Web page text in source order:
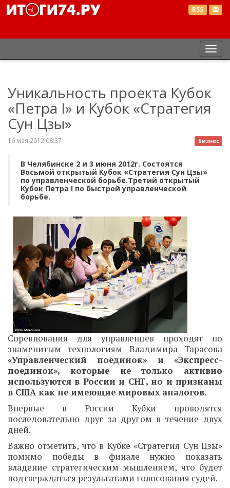
RSS
Уникальность проекта Кубок
«Петра I» и Кубок «Стратегия
Сун Цзы»
Бизнес
16 мая 2012 08:37
В Челябинске 2 и 3 июня 2012г. Состоятся
Восьмой открытый Кубок «Стратегия Сун Цзы»
по управленческой борьбе.Третий открытый
Кубок Петра I по быстрой управленческой
борьбе.
Соревнования для управленцев проходят по
знаменитым технологиям Владимира Тарасова
«Управленческий поединок» и «Экспресс-
поединок», которые не только активно
используются в России и СНГ, но и признаны
в США как не имеющие мировых аналогов.
Впервые в России Кубки проводятся
последовательно друг за другом в течение двух
дней.
Важно отметить, что в Кубке «Стратегия Сун Цзы»
помимо победы в финале нужно показать
владение стратегическим мышлением, что будет
подтверждаться результатами голосования судей.